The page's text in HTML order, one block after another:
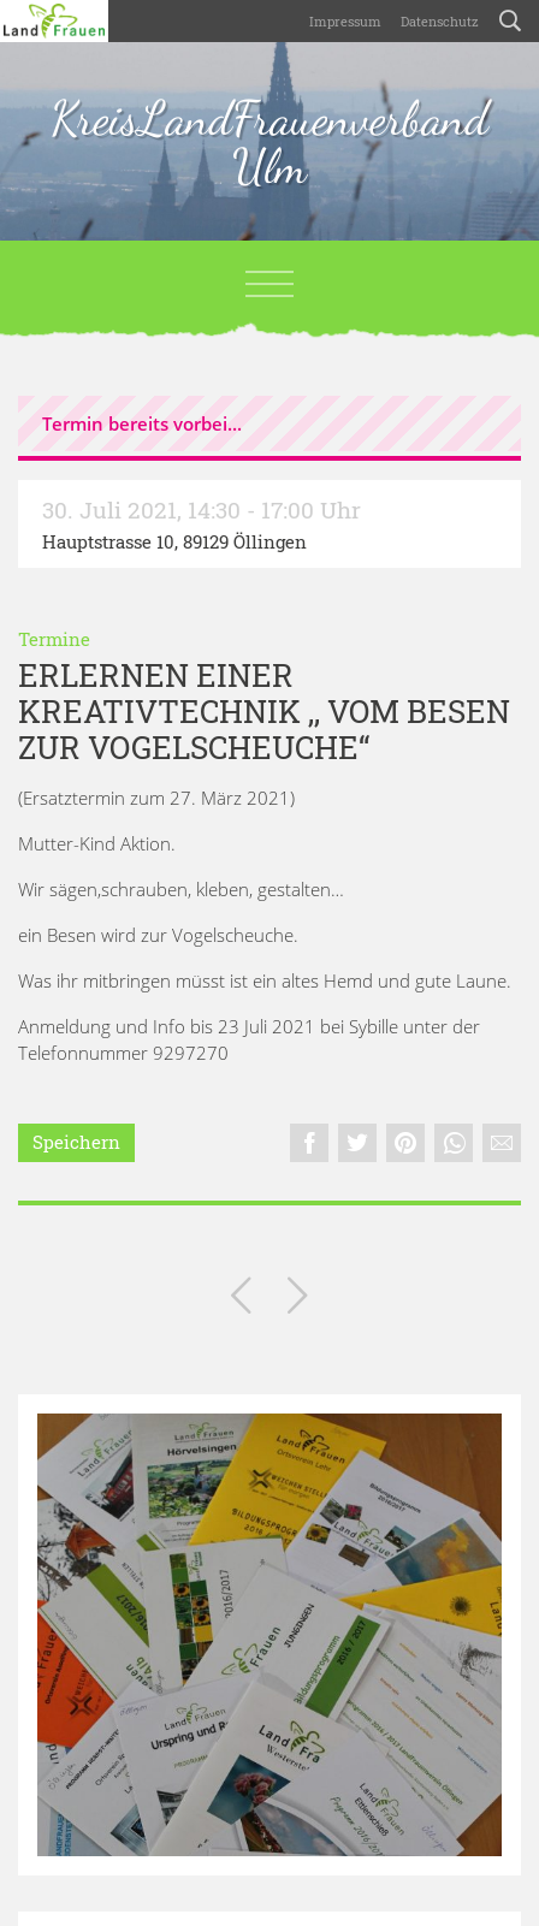
Impressum Datenschutz
KreisLandFrauenverband
Ulm
Termin bereits vorbei...
30. Juli 2021, 14:30 - 17:00 Uhr
Hauptstrasse 10, 89129 Öllingen
Termine
ERLERNEN EINER
KREATIVTECHNIK ,, VOM BESEN
ZUR VOGELSCHEUCHE“
(Ersatztermin zum 27. März 2021)
Mutter-Kind Aktion.
Wir sägen,schrauben, kleben, gestalten…
ein Besen wird zur Vogelscheuche.
Was ihr mitbringen müsst ist ein altes Hemd und gute Laune.
Anmeldung und Info bis 23 Juli 2021 bei Sybille unter der
Telefonnummer 9297270
Speichern